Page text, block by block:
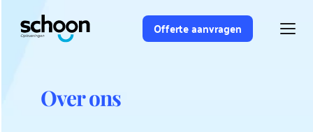
Offerte aanvragen
Over ons